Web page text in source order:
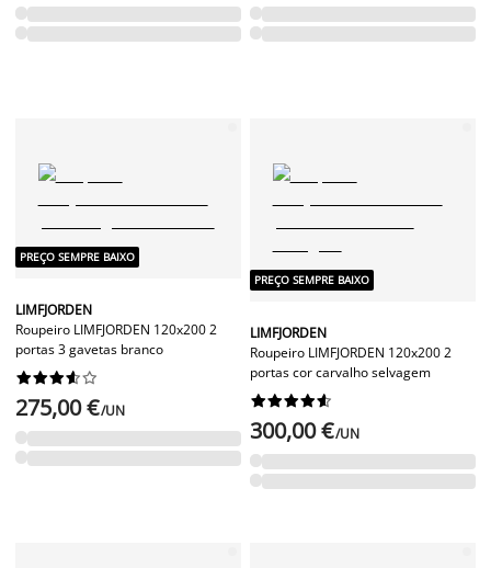
PREÇO SEMPRE BAIXO
LIMFJORDEN
Roupeiro LIMFJORDEN 120x200 2
portas 3 gavetas branco






275,00 €/UN
PREÇO SEMPRE BAIXO
LIMFJORDEN
Roupeiro LIMFJORDEN 120x200 2
portas cor carvalho selvagem






300,00 €/UN